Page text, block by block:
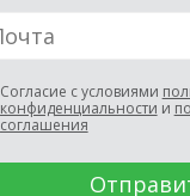
Согласие с условиями
конфиденциальности и
соглашения